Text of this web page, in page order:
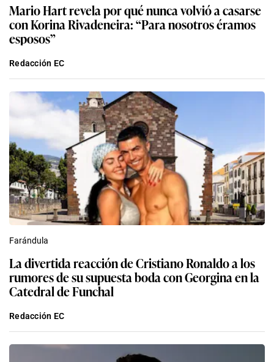
Mario Hart revela por qué nunca volvió a casarse
con Korina Rivadeneira: “Para nosotros éramos
esposos”
Redacción EC
Farándula
La divertida reacción de Cristiano Ronaldo a los
rumores de su supuesta boda con Georgina en la
Catedral de Funchal
Redacción EC